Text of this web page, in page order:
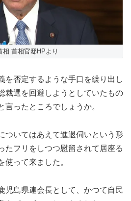
相 首相官邸HPより
を否定するような手口を繰り出し
裁選を回避しようとしていたもの
言ったところでしょうか。
ついてはあえて進退伺いという形
たフリをしつつ慰留されて居座る
使って来ました。
児島県連会長として、かつて自民